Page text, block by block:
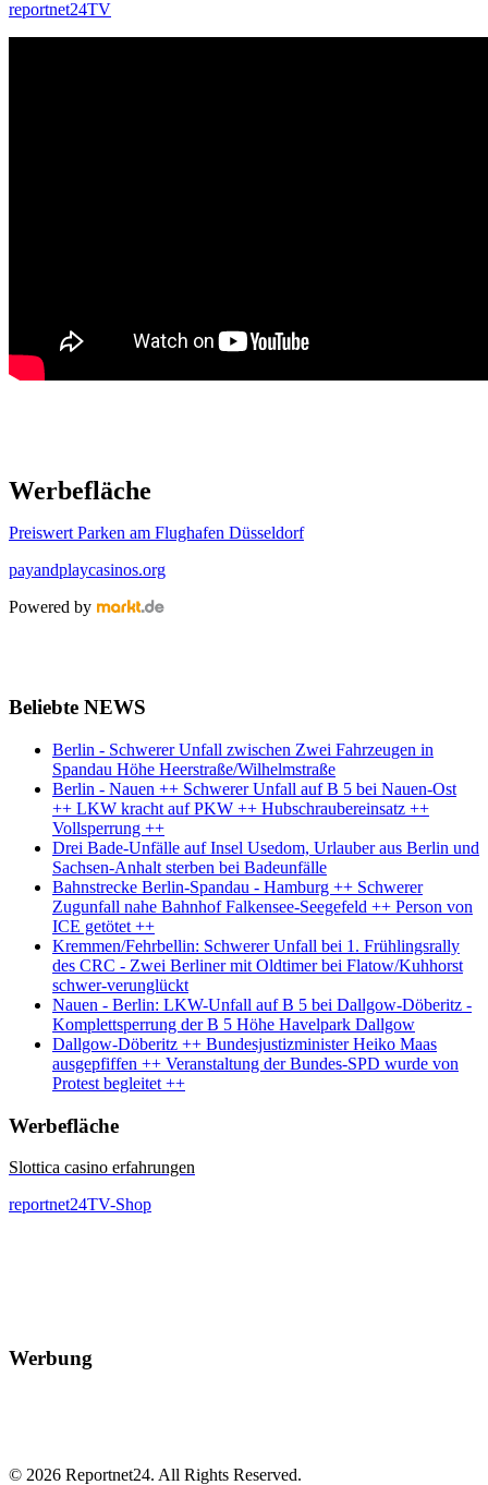
reportnet24TV
Werbefläche
Preiswert Parken am Flughafen Düsseldorf
payandplaycasinos.org
Powered by
Beliebte NEWS
Berlin - Schwerer Unfall zwischen Zwei Fahrzeugen in
Spandau Höhe Heerstraße/Wilhelmstraße
Berlin - Nauen ++ Schwerer Unfall auf B 5 bei Nauen-Ost
++ LKW kracht auf PKW ++ Hubschraubereinsatz ++
Vollsperrung ++
Drei Bade-Unfälle auf Insel Usedom, Urlauber aus Berlin und
Sachsen-Anhalt sterben bei Badeunfälle
Bahnstrecke Berlin-Spandau - Hamburg ++ Schwerer
Zugunfall nahe Bahnhof Falkensee-Seegefeld ++ Person von
ICE getötet ++
Kremmen/Fehrbellin: Schwerer Unfall bei 1. Frühlingsrally
des CRC - Zwei Berliner mit Oldtimer bei Flatow/Kuhhorst
schwer-verunglückt
Nauen - Berlin: LKW-Unfall auf B 5 bei Dallgow-Döberitz -
Komplettsperrung der B 5 Höhe Havelpark Dallgow
Dallgow-Döberitz ++ Bundesjustizminister Heiko Maas
ausgepfiffen ++ Veranstaltung der Bundes-SPD wurde von
Protest begleitet ++
Werbefläche
Slottica casino erfahrungen
reportnet24TV-Shop
Werbung
© 2026 Reportnet24. All Rights Reserved.